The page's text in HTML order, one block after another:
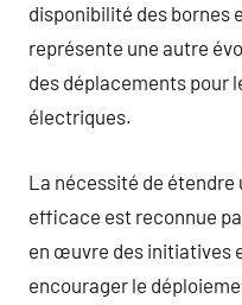
disponibilité des bornes
représente une autre
des déplacements pour
électriques.
La nécessité de étendre
efficace est reconnue
en œuvre des initiatives
encourager le